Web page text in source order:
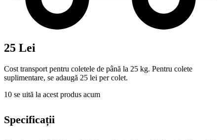
25 Lei
Cost transport pentru coletele de până la 25 kg. Pentru colete
suplimentare, se adaugă 25 lei per colet.
10 se uită la acest produs acum
Specificații